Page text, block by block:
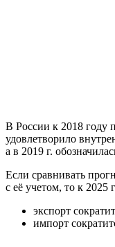
В России к 2018 году
удовлетворило
а в 2019 г.
Если сравнивать
с её учетом, то к 2025
экспорт
импорт